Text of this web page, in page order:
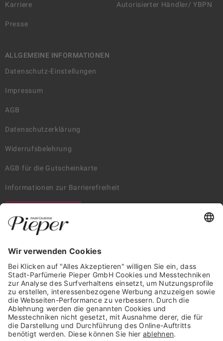
Karriere
Presse
Autorisierter Händler/ YBPN
ALLGEMEINE INFORMATIONEN
Datenschutz-Einstellungen
Impressum
AGB
Datenschutzerklärung
Widerrufsbelehrung
AGB für die Gutscheinkarte
Informationen zur Barrierefreiheit
Trusted Shops Mitglied seit 2010